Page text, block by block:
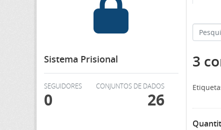
Sistema Prisional
SEGUIDORES
0
CONJUNTOS DE DADOS
26
3